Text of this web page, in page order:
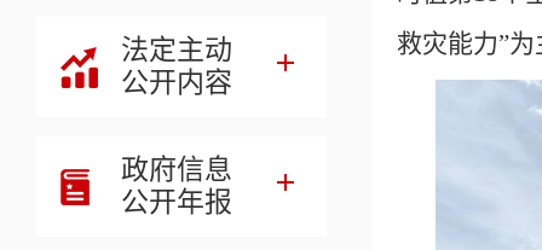
法定主动
公开内容
政府信息
公开年报
救灾能力”